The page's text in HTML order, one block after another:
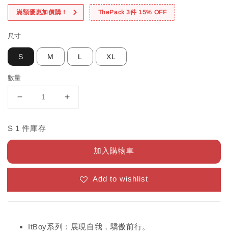
滿額優惠加價購！ ThePack 3件 15% OFF
尺寸
S M L XL
數量
S 1 件庫存
加入購物車
Add to wishlist
ItBoy系列：展現自我，驕傲前行。